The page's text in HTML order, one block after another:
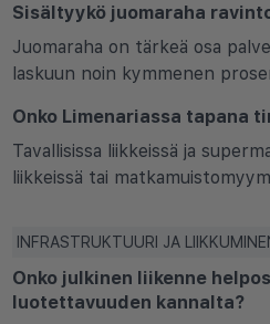
Sisältyykö juomaraha
Juomaraha on tärkeä osa
laskuun noin kymmenen
Onko Limenariassa tapana
Tavallisissa liikkeissä ja
liikkeissä tai
INFRASTRUKTUURI JA
Onko julkinen liikenne
luotettavuuden kannalta?